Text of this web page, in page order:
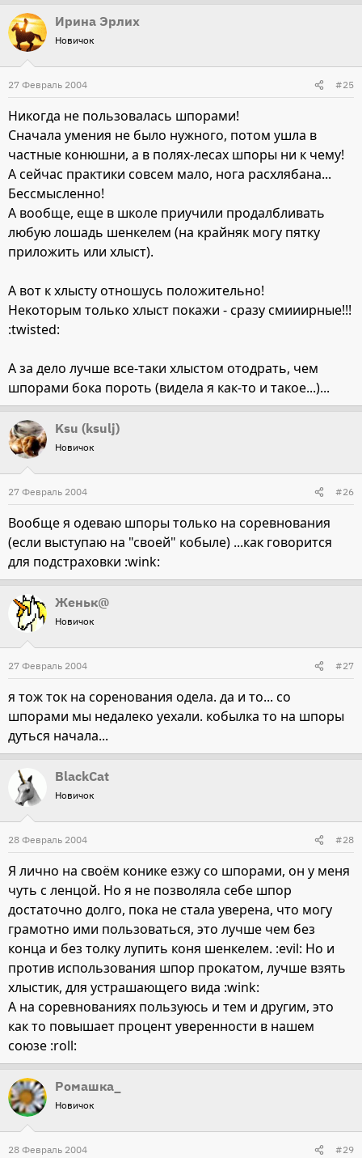
Ирина Эрлих
Новичок
27 Февраль 2004 #25
Никогда не пользовалась шпорами!
Сначала умения не было нужного, потом ушла в
частные конюшни, а в полях-лесах шпоры ни к чему!
А сейчас практики совсем мало, нога расхлябана...
Бессмысленно!
А вообще, еще в школе приучили продалбливать
любую лошадь шенкелем (на крайняк могу пятку
приложить или хлыст).
А вот к хлысту отношусь положительно!
Некоторым только хлыст покажи - сразу смииирные!!!
:twisted:
А за дело лучше все-таки хлыстом отодрать, чем
шпорами бока пороть (видела я как-то и такое...)...
Ksu (ksulj)
Новичок
27 Февраль 2004 #26
Вообще я одеваю шпоры только на соревнования
(если выступаю на "своей" кобыле) ...как говорится
для подстраховки :wink:
Женьк@
Новичок
27 Февраль 2004 #27
я тож ток на соренования одела. да и то... со
шпорами мы недалеко уехали. кобылка то на шпоры
дуться начала...
BlackCat
Новичок
28 Февраль 2004 #28
Я лично на своём конике езжу со шпорами, он у меня
чуть с ленцой. Но я не позволяла себе шпор
достаточно долго, пока не стала уверена, что могу
грамотно ими пользоваться, это лучше чем без
конца и без толку лупить коня шенкелем. :evil: Но и
против использования шпор прокатом, лучше взять
хлыстик, для устрашающего вида :wink:
А на соревнованиях пользуюсь и тем и другим, это
как то повышает процент уверенности в нашем
союзе :roll:
Рoмaшкa_
Новичок
28 Февраль 2004 #29